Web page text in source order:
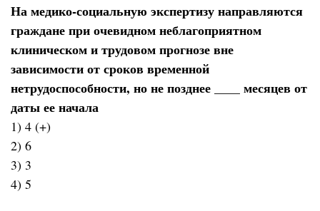
На медико-социальную экспертизу направляются
граждане при очевидном неблагоприятном
клиническом и трудовом прогнозе вне
зависимости от сроков временной
нетрудоспособности, но не позднее ____ месяцев от
даты ее начала
1) 4 (+)
2) 6
3) 3
4) 5